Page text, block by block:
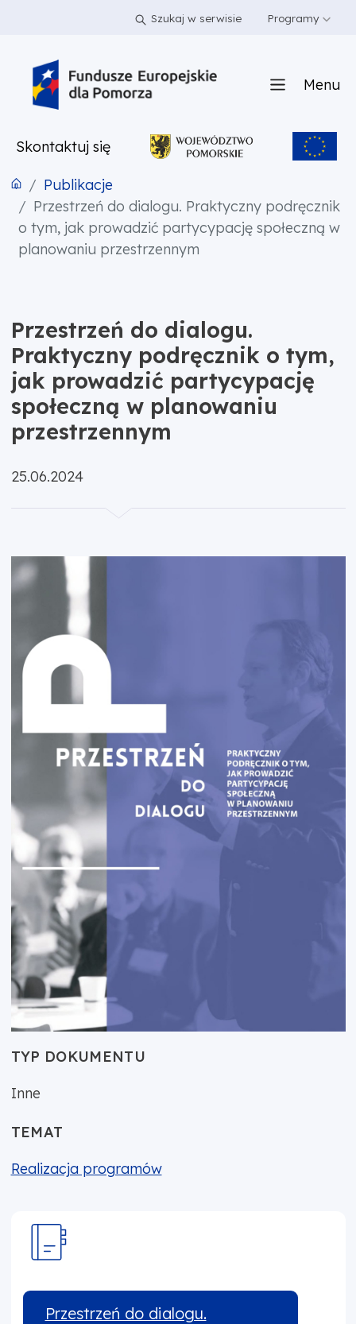
PRZEJDŹ DO TREŚCI Szukaj w serwisie Programy
Menu
Skontaktuj się
Publikacje
Przestrzeń do dialogu. Praktyczny podręcznik
o tym, jak prowadzić partycypację społeczną w
planowaniu przestrzennym
Przestrzeń do dialogu.
Praktyczny podręcznik o tym,
jak prowadzić partycypację
społeczną w planowaniu
przestrzennym
Opublikowano:
25.06.2024
TYP DOKUMENTU
Inne
TEMAT
Realizacja programów
Przestrzeń do dialogu.